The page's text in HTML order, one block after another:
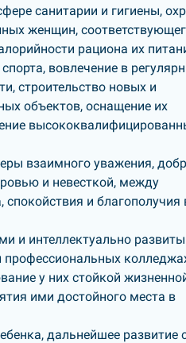
санитарии и гигиены,
женщин,
рациона их
вовлечение в
строительство новых и
объектов, оснащение их
взаимного уважения,
и невесткой, между
и благополучия
и интеллектуально
профессиональных
у них стойкой
ими достойного места в
дальнейшее развитие